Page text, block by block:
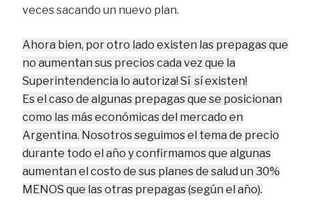
veces sacando un nuevo plan.
Ahora bien, por otro lado existen las prepagas que
no aumentan sus precios cada vez que la
Superintendencia lo autoriza! Sí sí existen!
Es el caso de algunas prepagas que se posicionan
como las más económicas del mercado en
Argentina. Nosotros seguimos el tema de precio
durante todo el año y confirmamos que algunas
aumentan el costo de sus planes de salud un 30%
MENOS que las otras prepagas (según el año).